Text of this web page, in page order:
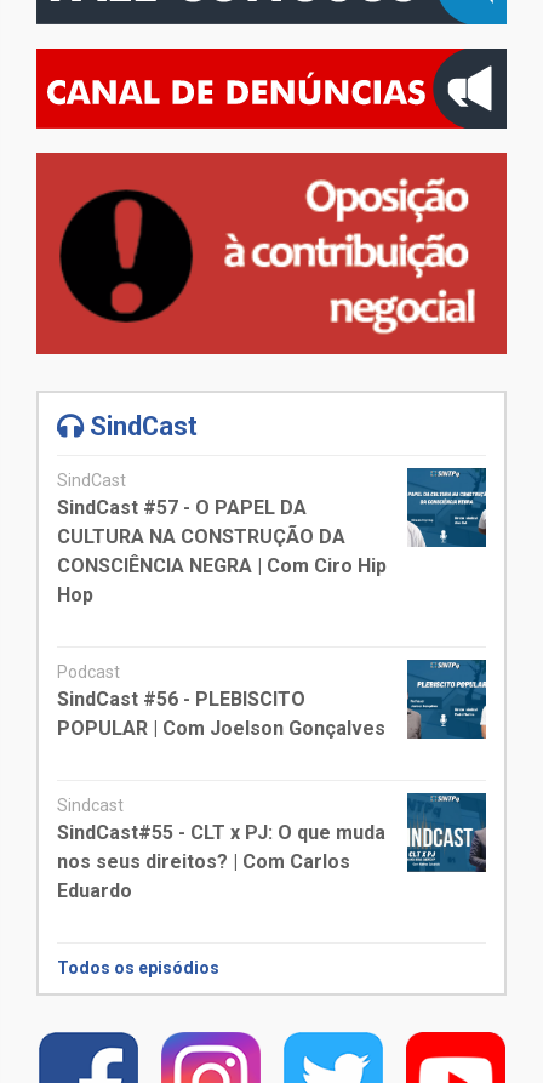
SindCast
SindCast
SindCast #57 - O PAPEL DA
CULTURA NA CONSTRUÇÃO DA
CONSCIÊNCIA NEGRA | Com Ciro Hip
Hop
Podcast
SindCast #56 - PLEBISCITO
POPULAR | Com Joelson Gonçalves
Sindcast
SindCast#55 - CLT x PJ: O que muda
nos seus direitos? | Com Carlos
Eduardo
Todos os episódios